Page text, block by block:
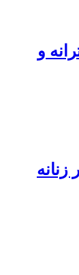
و
زنانه